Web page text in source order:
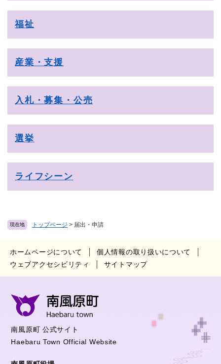
現在地 トップページ > 届出・申請
福祉
産業・支援
入札・募集・公売
選挙
ライフシーン
ホームページについて
個人情報の取り扱いについて
ウェブアクセシビリティ
サイトマップ
南風原町 公式サイト
Haebaru Town Official Website